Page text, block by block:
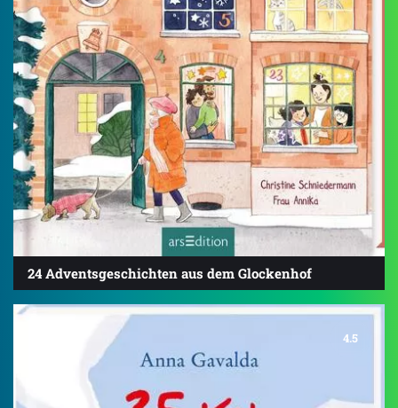
24 Adventsgeschichten aus dem Glockenhof
4.5